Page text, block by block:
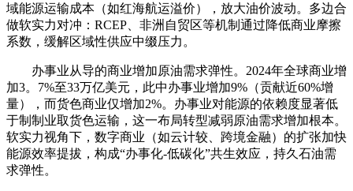
域能源运输成本（如红海航运溢价），放大油价波动‌。‌多边合
做软实力对冲‌：RCEP、非洲自贸区等机制通过降低商业摩擦
系数，缓解区域性供应中缀压力。
‌办事业从导的商业增加原油需求弹性‌。2024年全球商业增
加3。7%至33万亿美元，此中‌办事业增加9%‌（贡献近60%增
量），而货色商业仅增加2%。办事业对能源的依赖度显著低
于制制业取货色运输，这一布局转型减弱原油需求增加根本‌。
软实力视角下，数字商业（如云计较、跨境金融）的扩张加快
能源效率提拔，构成“办事化-低碳化”共生效应，持久石油需
求弹性‌。